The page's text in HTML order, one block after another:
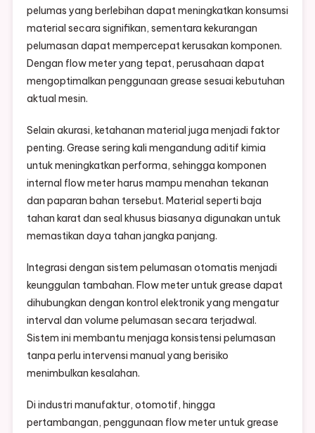
pelumas yang berlebihan dapat meningkatkan konsumsi
material secara signifikan, sementara kekurangan
pelumasan dapat mempercepat kerusakan komponen.
Dengan flow meter yang tepat, perusahaan dapat
mengoptimalkan penggunaan grease sesuai kebutuhan
aktual mesin.
Selain akurasi, ketahanan material juga menjadi faktor
penting. Grease sering kali mengandung aditif kimia
untuk meningkatkan performa, sehingga komponen
internal flow meter harus mampu menahan tekanan
dan paparan bahan tersebut. Material seperti baja
tahan karat dan seal khusus biasanya digunakan untuk
memastikan daya tahan jangka panjang.
Integrasi dengan sistem pelumasan otomatis menjadi
keunggulan tambahan. Flow meter untuk grease dapat
dihubungkan dengan kontrol elektronik yang mengatur
interval dan volume pelumasan secara terjadwal.
Sistem ini membantu menjaga konsistensi pelumasan
tanpa perlu intervensi manual yang berisiko
menimbulkan kesalahan.
Di industri manufaktur, otomotif, hingga
pertambangan, penggunaan flow meter untuk grease